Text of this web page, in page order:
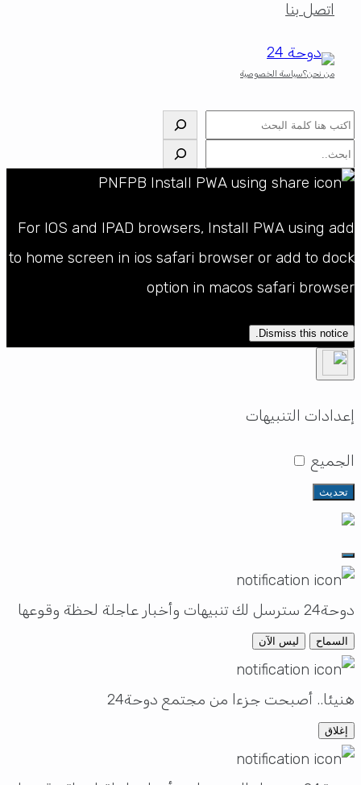
اتصل بنا
من نحن؟سياسة الخصوصية
البحث
البحث
For IOS and IPAD browsers, Install PWA using add
to home screen in ios safari browser or add to dock
option in macos safari browser
Dismiss this notice.
إعدادات التنبيهات
الجميع
تحديث
دوحة24 سترسل لك تنبيهات وأخبار عاجلة لحظة وقوعها
السماح ليس الآن
هنيئا.. أصبحت جزءا من مجتمع دوحة24
إغلاق